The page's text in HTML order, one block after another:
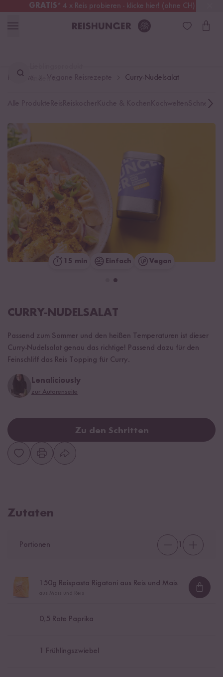
GRATIS* 4 x Reis probieren - klicke hier! (ohne CH)
Schweiz Alle Zölle & Steuern inklusive
finden ...
Rezepte Curry-Nudelsalat
Schnelle
15 min Einfach Vegan
CURRY-NUDELSALAT
Passend zum Sommer und den heißen Temperaturen ist dieser
Curry-Nudelsalat genau das richtige! Passend dazu für den
Feinschliff das Reis Topping für Curry.
Lenaliciously
zur Autorenseite
Zu den Schritten
Zutaten
Portionen
150g Reispasta Rigatoni aus Reis und Mais
0,5 Rote Paprika
1 Frühlingszwiebel